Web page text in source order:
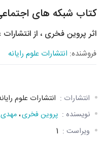
کتاب شبکه های
اثر پروين فخری ، از انتشارات
فروشنده: انتشارات علوم رایانه
انتشارات : انتشارات علوم
نویسنده : پروين فخری،
ویراست : 1